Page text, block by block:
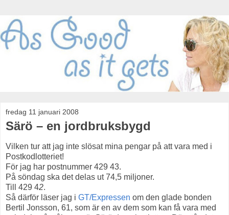
fredag 11 januari 2008
Särö – en jordbruksbygd
Vilken tur att jag inte slösat mina pengar på att vara med i
Postkodlotteriet!
För jag har postnummer 429 43.
På söndag ska det delas ut 74,5 miljoner.
Till 429 42.
Så därför läser jag i GT/Expressen om den glade bonden
Bertil Jonsson, 61, som är en av dem som kan få vara med